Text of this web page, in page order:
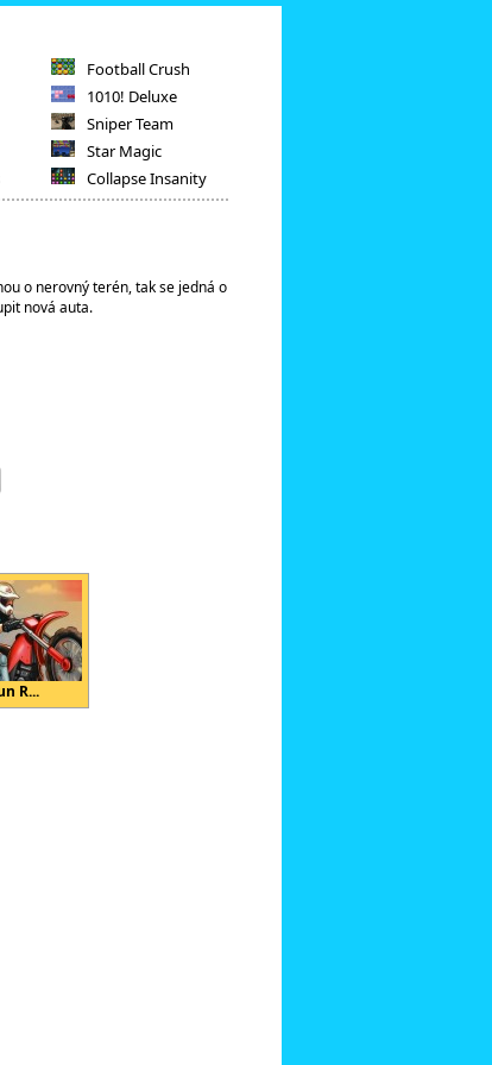
Football Crush
1010! Deluxe
Sniper Team
Star Magic
Collapse Insanity
o nerovný terén, tak se jedná o
nová auta.
R...